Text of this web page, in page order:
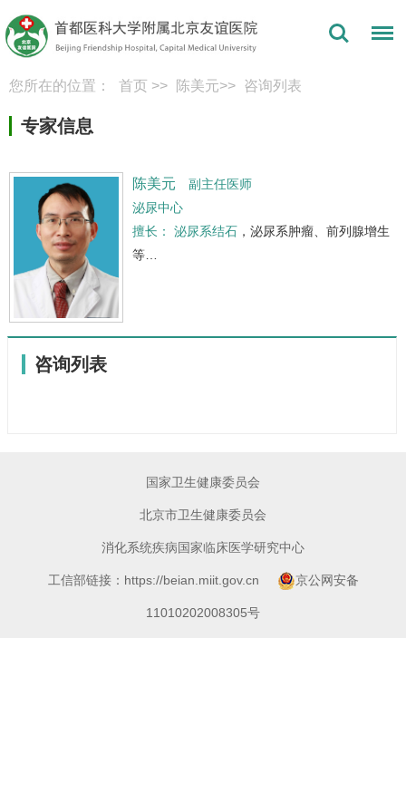
您所在的位置： 首页 >> 陈美元>> 咨询列表
专家信息
陈美元
副主任医师
泌尿中心
擅长：
泌尿系结石 ，泌尿系肿瘤、前列腺增生
等…
咨询列表
国家卫生健康委员会
北京市卫生健康委员会
消化系统疾病国家临床医学研究中心
工信部链接：https://beian.miit.gov.cn 京公网安备
11010202008305号